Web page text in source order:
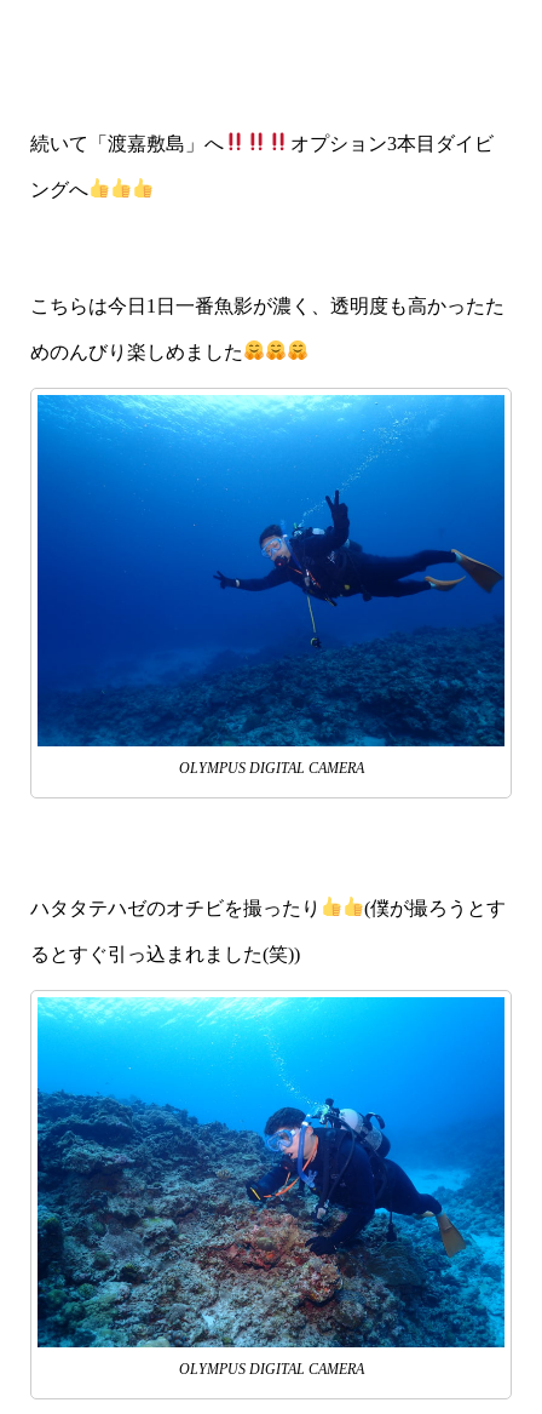
続いて「渡嘉敷島」へ オプション3本目ダイビ
ングへ
こちらは今日1日一番魚影が濃く、透明度も高かったた
めのんびり楽しめました
OLYMPUS DIGITAL CAMERA
ハタタテハゼのオチビを撮ったり (僕が撮ろうとす
るとすぐ引っ込まれました(笑))
OLYMPUS DIGITAL CAMERA